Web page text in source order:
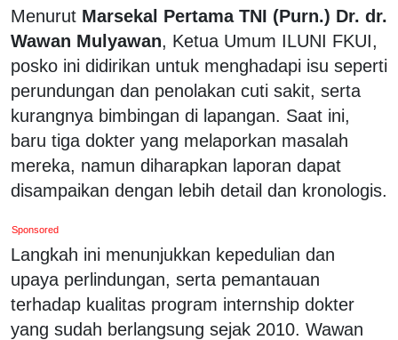
Menurut Marsekal Pertama TNI (Purn.) Dr. dr.
Wawan Mulyawan, Ketua Umum ILUNI FKUI,
posko ini didirikan untuk menghadapi isu seperti
perundungan dan penolakan cuti sakit, serta
kurangnya bimbingan di lapangan. Saat ini,
baru tiga dokter yang melaporkan masalah
mereka, namun diharapkan laporan dapat
disampaikan dengan lebih detail dan kronologis.
Sponsored
Langkah ini menunjukkan kepedulian dan
upaya perlindungan, serta pemantauan
terhadap kualitas program internship dokter
yang sudah berlangsung sejak 2010. Wawan